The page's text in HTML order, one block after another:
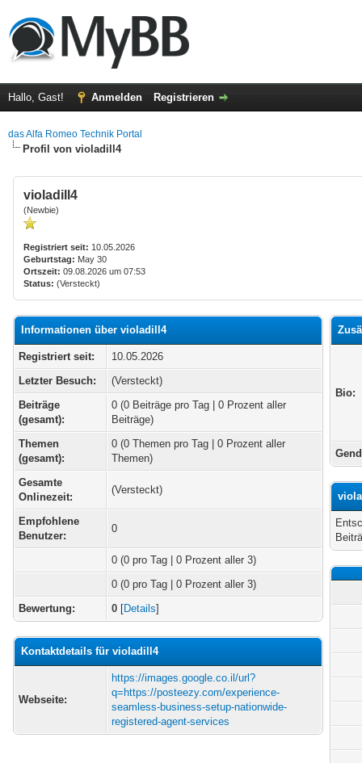
Hallo, Gast! Anmelden Registrieren
das Alfa Romeo Technik Portal
Profil von violadill4
violadill4
(Newbie)
Registriert seit: 10.05.2026
Geburtstag: May 30
Ortszeit: 09.08.2026 um 07:53
Status: (Versteckt)
Informationen über violadill4
Registriert seit:
10.05.2026
Letzter Besuch:
(Versteckt)
Beiträge
(gesamt):
0 (0 Beiträge pro Tag | 0 Prozent aller
Beiträge)
Themen
(gesamt):
0 (0 Themen pro Tag | 0 Prozent aller
Themen)
Gesamte
Onlinezeit:
(Versteckt)
Empfohlene
Benutzer:
0
0 (0 pro Tag | 0 Prozent aller 3)
0 (0 pro Tag | 0 Prozent aller 3)
Bewertung:
0 [Details]
Kontaktdetails für violadill4
Webseite:
https://images.google.co.il/url?
q=https://posteezy.com/experience-
seamless-business-setup-nationwide-
registered-agent-services
Bio: